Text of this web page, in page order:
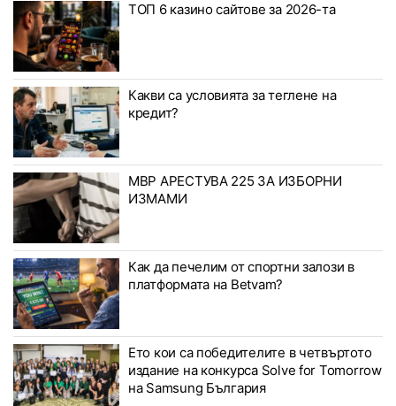
ТОП 6 казино сайтове за 2026-та
Какви са условията за теглене на
кредит?
МВР АРЕСТУВА 225 ЗА ИЗБОРНИ
ИЗМАМИ
Как да печелим от спортни залози в
платформата на Betvam?
Ето кои са победителите в четвъртото
издание на конкурса Solve for Tomorrow
на Samsung България